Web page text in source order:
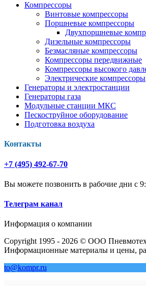
Компрессоры
Винтовые компрессоры
Поршневые компрессоры
Двухпоршневые
Дизельные компрессоры
Безмасляные компрессоры
Компрессоры передвижные
Компрессоры высокого
Электрические компрессоры
Генераторы и электростанции
Генераторы газа
Модульные станции МКС
Пескоструйное оборудование
Подготовка воздуха
Контакты
+7 (495) 492-67-70
Вы можете позвонить в рабочие дни с
Телеграм канал
Информация о компании
Copyright 1995 - 2026 © ООО
Информационные материалы и цены,
to@kompr.ru